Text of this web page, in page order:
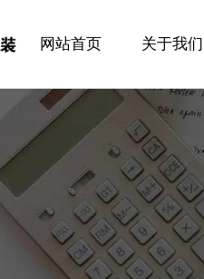
网站首页 关于我们